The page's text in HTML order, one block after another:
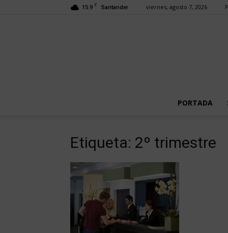
15.9 C Santander viernes, agosto 7, 2026
PORTADA
Etiqueta: 2º trimestre